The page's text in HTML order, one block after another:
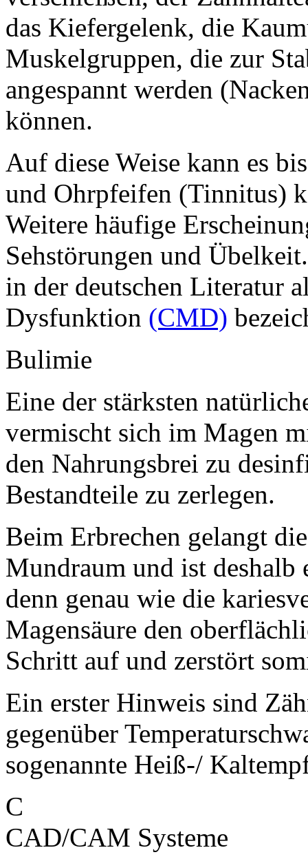
das Kiefergelenk, die
Muskelgruppen, die zur
angespannt werden
können.
Auf diese Weise kann es
und Ohrpfeifen (Tinnitus)
Weitere häufige
Sehstörungen und
in der deutschen Literatur
Dysfunktion (CMD)
Bulimie
Eine der stärksten
vermischt sich im Magen
den Nahrungsbrei zu
Bestandteile zu zerlegen.
Beim Erbrechen gelangt
Mundraum und ist
denn genau wie die
Magensäure den
Schritt auf und zerstört
Ein erster Hinweis sind
gegenüber
sogenannte Heiß-/
C
CAD/CAM Systeme